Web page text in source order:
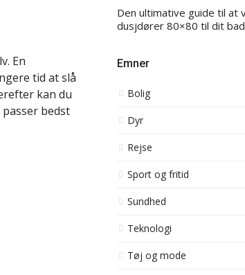
En
tid at slå
kan du
bedst
Den ultimative guide til at
dusjdører 80×80 til dit
Emner
Bolig
Dyr
Rejse
Sport og fritid
Sundhed
Teknologi
Tøj og mode